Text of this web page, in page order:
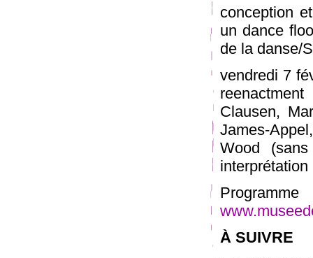
conception
un dance
de la danse/
vendredi 7
Clausen,
James-
Wood
À SUIVRE